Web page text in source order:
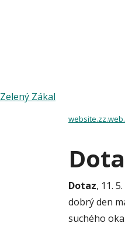
Zelený Zákal
Dotaz, 11.
dobrý den
suchého